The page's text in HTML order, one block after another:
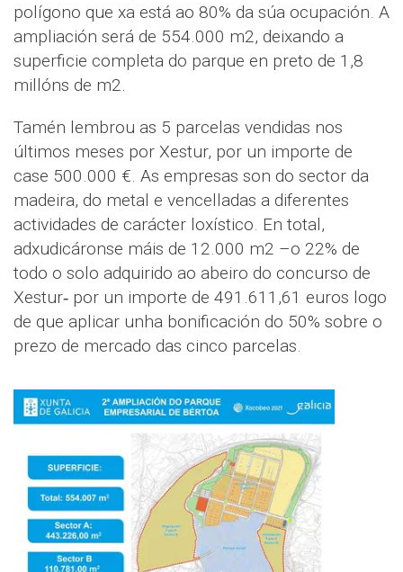
polígono que xa está ao 80% da súa ocupación. A
ampliación será de 554.000 m2, deixando a
superficie completa do parque en preto de 1,8
millóns de m2.
Tamén lembrou as 5 parcelas vendidas nos
últimos meses por Xestur, por un importe de
case 500.000 €. As empresas son do sector da
madeira, do metal e vencelladas a diferentes
actividades de carácter loxístico. En total,
adxudicáronse máis de 12.000 m2 –o 22% de
todo o solo adquirido ao abeiro do concurso de
Xestur‑ por un importe de 491.611,61 euros logo
de que aplicar unha bonificación do 50% sobre o
prezo de mercado das cinco parcelas.